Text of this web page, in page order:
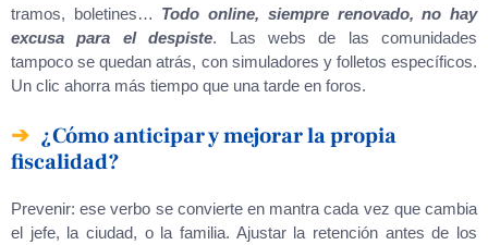
tramos, boletines… Todo online, siempre renovado, no hay
excusa para el despiste. Las webs de las comunidades
tampoco se quedan atrás, con simuladores y folletos específicos.
Un clic ahorra más tiempo que una tarde en foros.
¿Cómo anticipar y mejorar la propia
fiscalidad?
Prevenir: ese verbo se convierte en mantra cada vez que cambia
el jefe, la ciudad, o la familia. Ajustar la retención antes de los